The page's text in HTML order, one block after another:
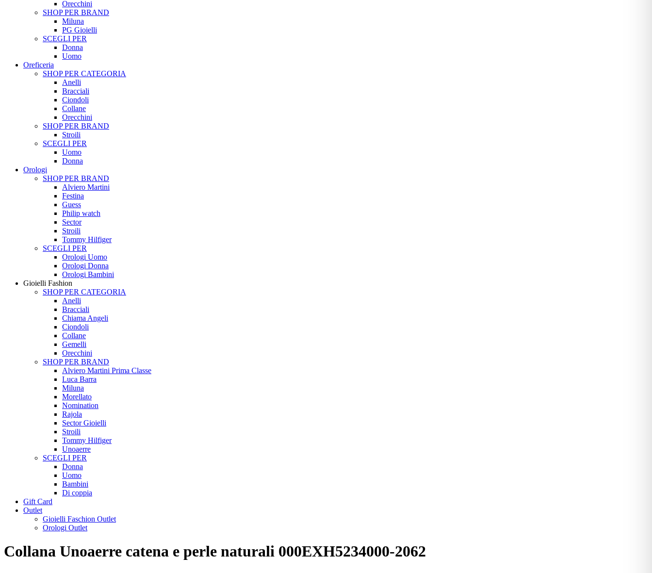
Orecchini
SHOP PER BRAND
Miluna
PG Gioielli
SCEGLI PER
Donna
Uomo
Oreficeria
SHOP PER CATEGORIA
Anelli
Bracciali
Ciondoli
Collane
Orecchini
SHOP PER BRAND
Stroili
SCEGLI PER
Uomo
Donna
Orologi
SHOP PER BRAND
Alviero Martini
Festina
Guess
Philip watch
Sector
Stroili
Tommy Hilfiger
SCEGLI PER
Orologi Uomo
Orologi Donna
Orologi Bambini
Gioielli Fashion
SHOP PER CATEGORIA
Anelli
Bracciali
Chiama Angeli
Ciondoli
Collane
Gemelli
Orecchini
SHOP PER BRAND
Alviero Martini Prima Classe
Luca Barra
Miluna
Morellato
Nomination
Rajola
Sector Gioielli
Stroili
Tommy Hilfiger
Unoaerre
SCEGLI PER
Donna
Uomo
Bambini
Di coppia
Gift Card
Outlet
Gioielli Faschion Outlet
Orologi Outlet
Collana Unoaerre catena e perle naturali 000EXH5234000-2062